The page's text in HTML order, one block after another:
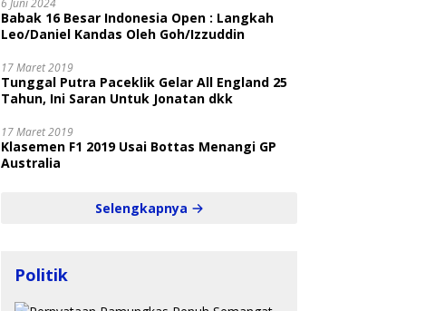
6 Juni 2024
Babak 16 Besar Indonesia Open : Langkah
Leo/Daniel Kandas Oleh Goh/Izzuddin
17 Maret 2019
Tunggal Putra Paceklik Gelar All England 25
Tahun, Ini Saran Untuk Jonatan dkk
17 Maret 2019
Klasemen F1 2019 Usai Bottas Menangi GP
Australia
Selengkapnya
Politik